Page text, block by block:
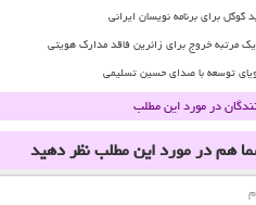
برای برنامه نویسان ایرانی
مرتبه خروج برای زائرین فاقد مدارک هویتی
توسعه با صدای حسین تسلیمی
در مورد این مطلب
همدر مورد این مطلبنظر دهید